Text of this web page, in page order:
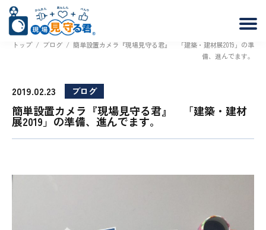
トップ / ブログ / 簡単設置カメラ『現場見守る君』 「建築・建材展2019」の準
備、進んでます。
2019.02.23 ブログ
簡単設置カメラ『現場見守る君』 「建築・建材
展2019」の準備、進んでます。